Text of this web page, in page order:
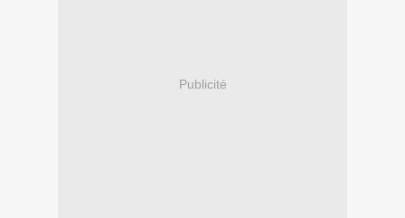
Publicité